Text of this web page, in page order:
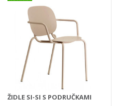
ŽIDLE SI-SI S PODRUČKAMI